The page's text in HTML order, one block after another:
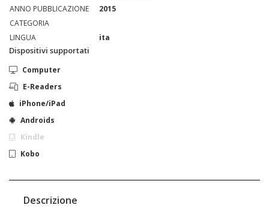
ANNO PUBBLICAZIONE
2015
CATEGORIA
LINGUA
ita
Dispositivi supportati
Computer
E-Readers
iPhone/iPad
Androids
Kindle
Kobo
Descrizione